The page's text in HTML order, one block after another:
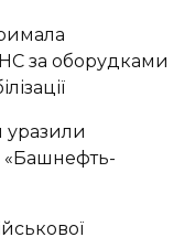
за оборудками
уразили
«Башнефть-